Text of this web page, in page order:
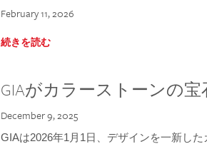
February 11, 2026
続きを読む
GIAがカラーストーンの
December 9, 2025
GIAは2026年1月1日、デザインを一新し